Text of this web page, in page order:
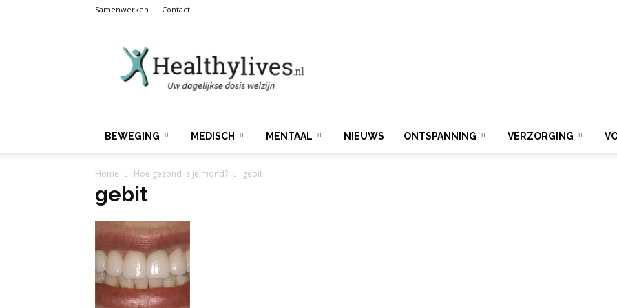
Samenwerken Contact
BEWEGING MEDISCH MENTAAL NIEUWS ONTSPANNING VERZORGING
Home Hoe gezond is je mond? gebit
gebit